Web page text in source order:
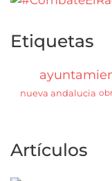
Etiquetas
nueva andalucia
Artículos